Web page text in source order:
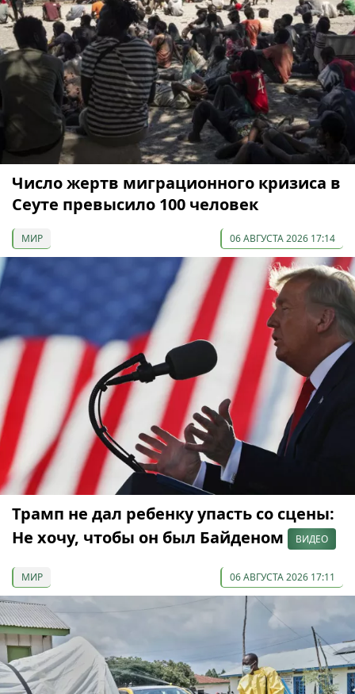
Число жертв миграционного кризиса в
Сеуте превысило 100 человек
МИР 06 АВГУСТА 2026 17:14
Трамп не дал ребенку упасть со сцены:
Не хочу, чтобы он был Байденом
ВИДЕО
МИР 06 АВГУСТА 2026 17:11